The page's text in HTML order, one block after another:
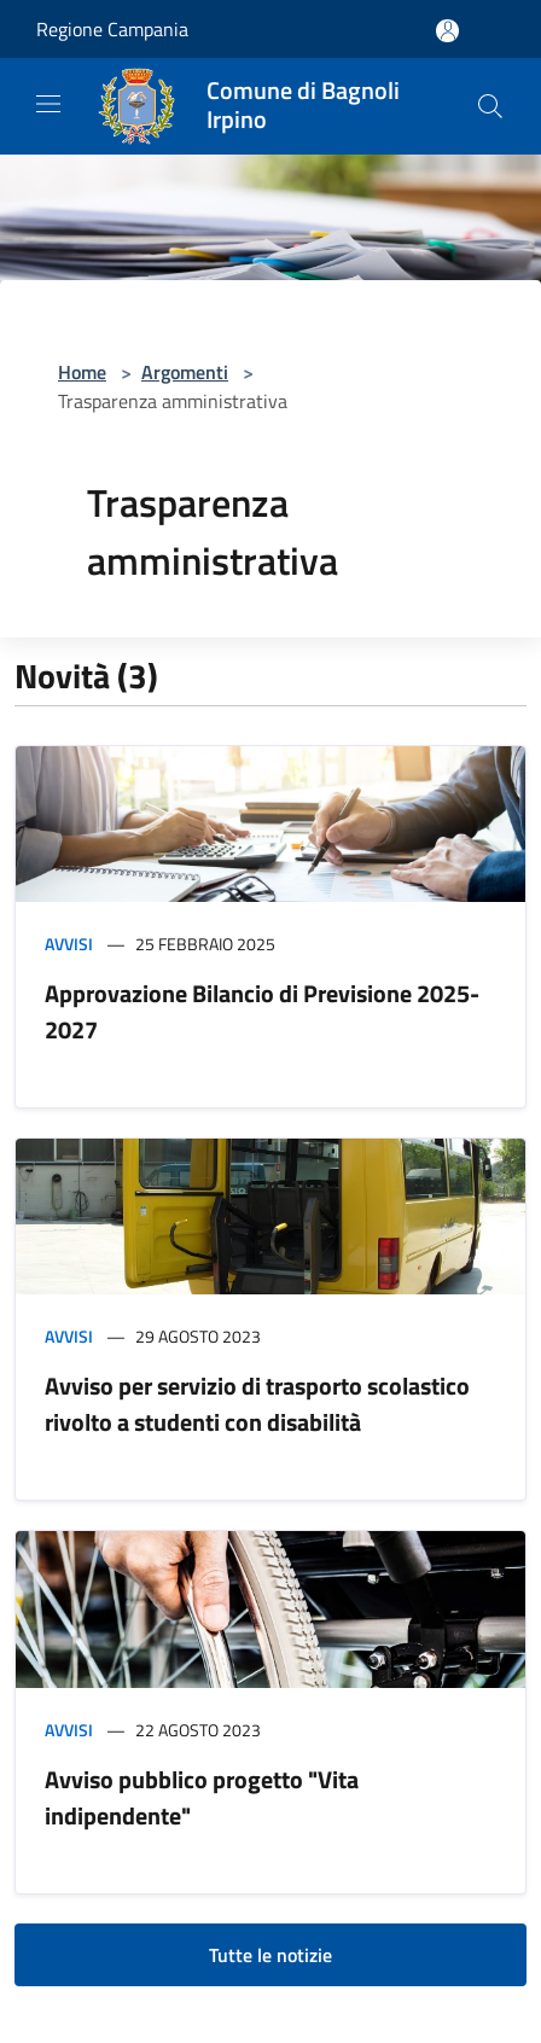
Regione Campania
Comune di Bagnoli
Irpino
Home > Argomenti >
Trasparenza amministrativa
Trasparenza
amministrativa
Novità (3)
AVVISI 25 FEBBRAIO 2025
Approvazione Bilancio di Previsione 2025-
2027
AVVISI 29 AGOSTO 2023
Avviso per servizio di trasporto scolastico
rivolto a studenti con disabilità
AVVISI 22 AGOSTO 2023
Avviso pubblico progetto "Vita
indipendente"
Tutte le notizie